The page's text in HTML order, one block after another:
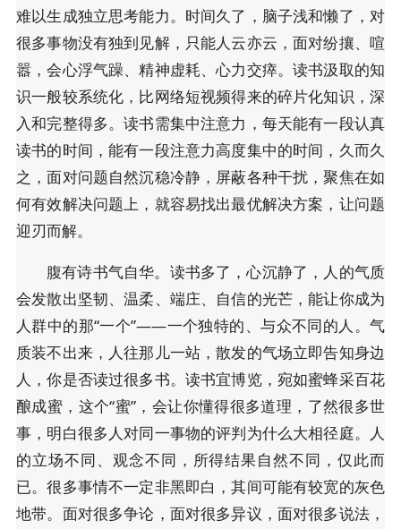
难以生成独立思考能力。时间久了，脑子浅和懒了，对
很多事物没有独到见解，只能人云亦云，面对纷攘、喧
嚣，会心浮气躁、精神虚耗、心力交瘁。读书汲取的知
识一般较系统化，比网络短视频得来的碎片化知识，深
入和完整得多。读书需集中注意力，每天能有一段认真
读书的时间，能有一段注意力高度集中的时间，久而久
之，面对问题自然沉稳冷静，屏蔽各种干扰，聚焦在如
何有效解决问题上，就容易找出最优解决方案，让问题
迎刃而解。
腹有诗书气自华。读书多了，心沉静了，人的气质
会发散出坚韧、温柔、端庄、自信的光芒，能让你成为
人群中的那“一个”——一个独特的、与众不同的人。气
质装不出来，人往那儿一站，散发的气场立即告知身边
人，你是否读过很多书。读书宜博览，宛如蜜蜂采百花
酿成蜜，这个“蜜”，会让你懂得很多道理，了然很多世
事，明白很多人对同一事物的评判为什么大相径庭。人
的立场不同、观念不同，所得结果自然不同，仅此而
已。很多事情不一定非黑即白，其间可能有较宽的灰色
地带。面对很多争论，面对很多异议，面对很多说法，